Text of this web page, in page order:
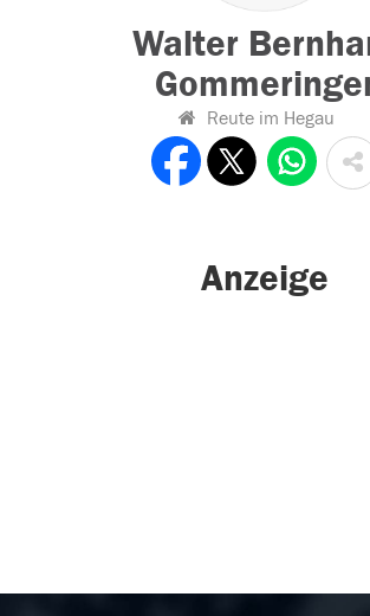
Walter
Reute im Hegau
Anzeige